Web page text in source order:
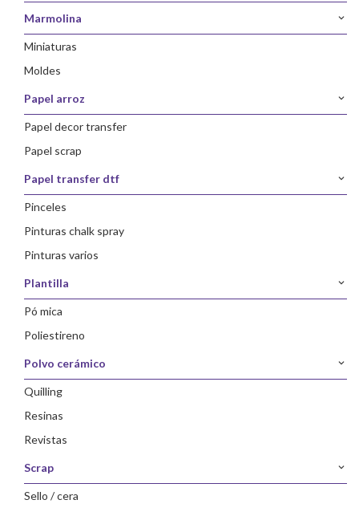
marmolina
miniaturas
moldes
papel arroz
papel decor transfer
papel scrap
papel transfer dtf
pinceles
pinturas chalk spray
pinturas varios
plantilla
pó mica
poliestireno
polvo cerámico
quilling
resinas
revistas
scrap
sello / cera